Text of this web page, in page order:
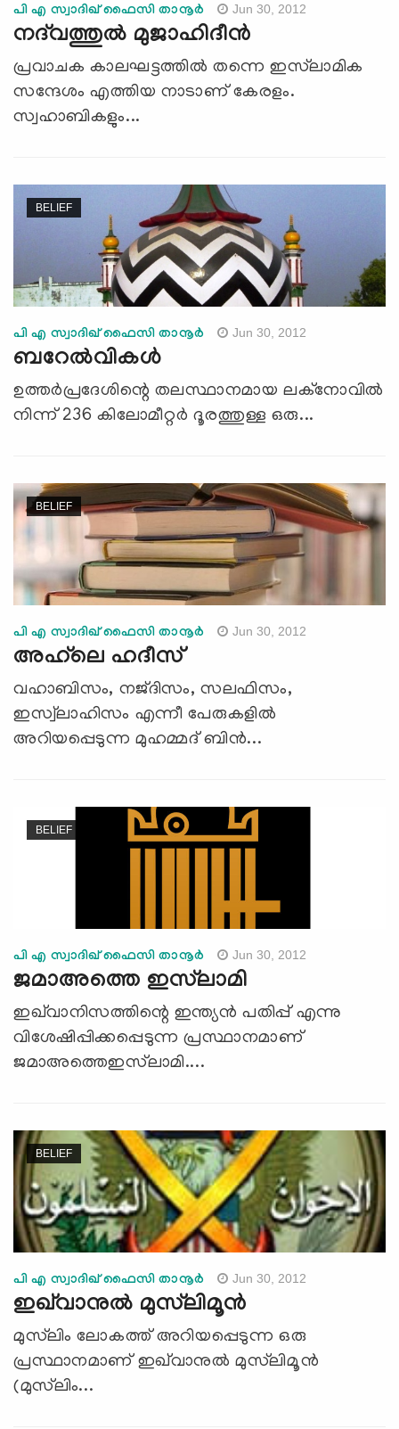
പി എ സ്വാദിഖ് ഫൈസി താനൂര്‍ Jun 30, 2012
നദ്‌വത്തുല്‍ മുജാഹിദീന്‍
പ്രവാചക കാലഘട്ടത്തില്‍ തന്നെ ഇസ്‌ലാമിക
സന്ദേശം എത്തിയ നാടാണ് കേരളം.
സ്വഹാബികളും...
BELIEF
പി എ സ്വാദിഖ് ഫൈസി താനൂര്‍ Jun 30, 2012
ബറേല്‍വികള്‍
ഉത്തര്‍പ്രദേശിന്റെ തലസ്ഥാനമായ ലക്‌നോവില്‍
നിന്ന് 236 കിലോമീറ്റര്‍ ദൂരത്തുള്ള ഒരു...
BELIEF
പി എ സ്വാദിഖ് ഫൈസി താനൂര്‍ Jun 30, 2012
അഹ്‌ലെ ഹദീസ്
വഹാബിസം, നജ്ദിസം, സലഫിസം,
ഇസ്വ്‌ലാഹിസം എന്നീ പേരുകളില്‍
അറിയപ്പെടുന്ന മുഹമ്മദ് ബിന്‍...
BELIEF
പി എ സ്വാദിഖ് ഫൈസി താനൂര്‍ Jun 30, 2012
ജമാഅത്തെ ഇസ്‌ലാമി
ഇഖ്‌വാനിസത്തിന്റെ ഇന്ത്യന്‍ പതിപ്പ് എന്നു
വിശേഷിപ്പിക്കപ്പെടുന്ന പ്രസ്ഥാനമാണ്
ജമാഅത്തെഇസ്‌ലാമി....
BELIEF
പി എ സ്വാദിഖ് ഫൈസി താനൂര്‍ Jun 30, 2012
ഇഖ്‌വാനുല്‍ മുസ്‌ലിമൂന്‍
മുസ്‌ലിം ലോകത്ത് അറിയപ്പെടുന്ന ഒരു
പ്രസ്ഥാനമാണ് ഇഖ്‌വാനുല്‍ മുസ്‌ലിമൂന്‍
(മുസ്‌ലിം...